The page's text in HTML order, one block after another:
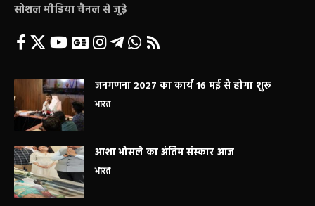
सोशल मीडिया चैनल से जुड़े
जनगणना 2027 का कार्य 16 मई से होगा शुरू
भारत
आशा भोसले का अंतिम संस्कार आज
भारत